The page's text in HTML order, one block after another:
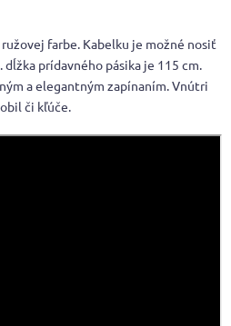
farbe. Kabelku je možné nosiť
dĺžka prídavného pásika je 115 cm.
a elegantným zapínaním. Vnútri
či kľúče.